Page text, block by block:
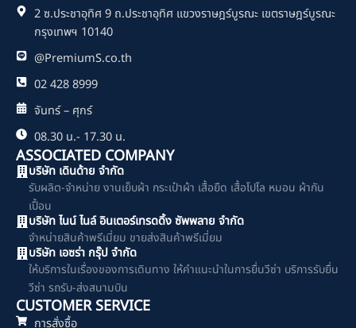
k
2 ซ.ประชาอุทิศ 9 ถ.ประชาอุทิศ แขวงราษฎร์บูรณะ เขตราษฎร์บูรณะ
กรุงเทพฯ 10140
@PremiumS.co.th
02 428 8999
จันทร์ – ศุกร์
08.30 น.- 17.30 น.
ASSOCIATED COMPANY
บริษัท เดินด้าย จำกัด
รับผลิต-จำหน่าย งานเย็บผ้า กระเป๋าผ้า เสื้อยืด เสื้อโปโล หมอน ผ้ากัน
เปื้อน
บริษัท ไนน์ ไนล์ อินเตอร์เทรดดิ้ง ซัพพลาย จำกัด
จำหน่ายสินค้าพรีเมี่ยม ขายส่งสินค้าพรีเมี่ยม
บริษัท เอซร่า กรุ๊ป จำกัด
ให้บริการในเรื่องของการเดินทาง ให้คำแนะนำในการยื่นวีซ่า บริการรับยื่น
วีซ่า รถรับ-ส่งสนามบิน
CUSTOMER SERVICE
การสั่งซื้อ